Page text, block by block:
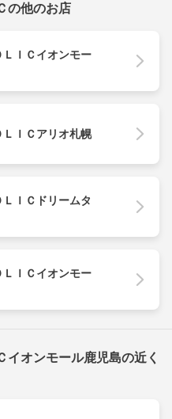
の他のお店
ＩＣイオンモー
ＩＣアリオ札幌
ＩＣドリームタ
ＩＣイオンモー
オンモール鹿児島の近く